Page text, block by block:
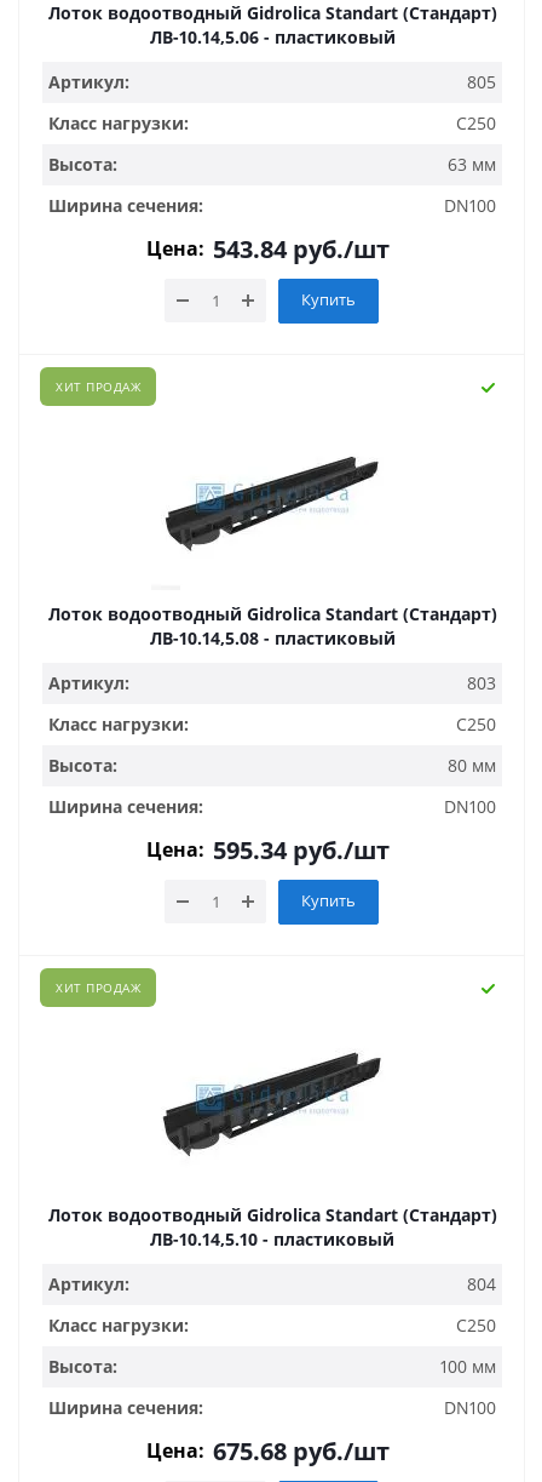
Лоток водоотводный Gidrolica Standart (Стандарт)
ЛВ-10.14,5.06 - пластиковый
Артикул:
805
Класс нагрузки:
C250
Высота:
63 мм
Ширина сечения:
DN100
Цена: 543.84руб./шт
Купить
ХИТ ПРОДАЖ
Лоток водоотводный Gidrolica Standart (Стандарт)
ЛВ-10.14,5.08 - пластиковый
Артикул:
803
Класс нагрузки:
C250
Высота:
80 мм
Ширина сечения:
DN100
Цена: 595.34руб./шт
Купить
ХИТ ПРОДАЖ
Лоток водоотводный Gidrolica Standart (Стандарт)
ЛВ-10.14,5.10 - пластиковый
Артикул:
804
Класс нагрузки:
C250
Высота:
100 мм
Ширина сечения:
DN100
Цена: 675.68 руб./шт